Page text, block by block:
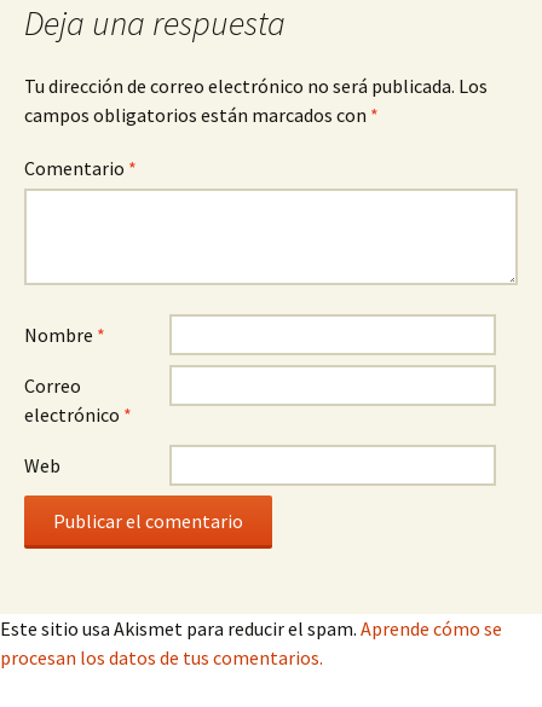
Deja una respuesta
Tu dirección de correo electrónico no será publicada. Los
campos obligatorios están marcados con *
Comentario *
Nombre *
Correo
electrónico *
Web
Este sitio usa Akismet para reducir el spam. Aprende cómo se
procesan los datos de tus comentarios.